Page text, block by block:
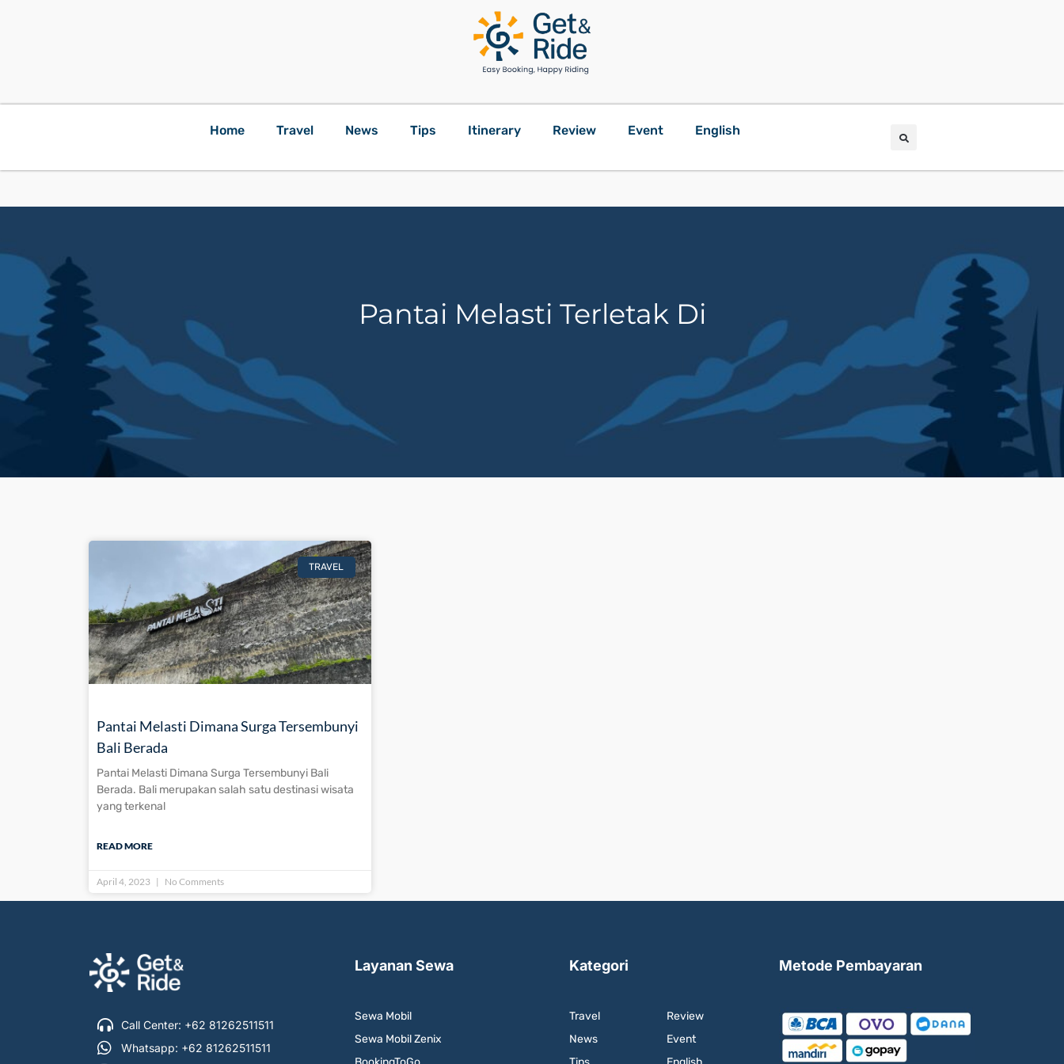
Home Travel News Tips Itinerary Review Event English
Pantai Melasti Terletak Di
TRAVEL
Pantai Melasti Dimana Surga Tersembunyi
Bali Berada
Pantai Melasti Dimana Surga Tersembunyi Bali
Berada. Bali merupakan salah satu destinasi wisata
yang terkenal
READ MORE
April 4, 2023 No Comments
Call Center: +62 81262511511
Whatsapp: +62 81262511511
Layanan Sewa
Sewa Mobil
Sewa Mobil Zenix
Kategori
Travel
News
Review
Event
Metode Pembayaran